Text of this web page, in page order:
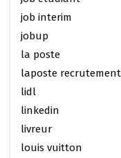
job interim
jobup
la poste
laposte recrutement
lidl
linkedin
livreur
louis vuitton